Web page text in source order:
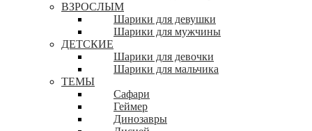
ВЗРОСЛЫМ
Шарики для девушки
Шарики для мужчины
ДЕТСКИЕ
Шарики для девочки
Шарики для мальчика
ТЕМЫ
Сафари
Геймер
Динозавры